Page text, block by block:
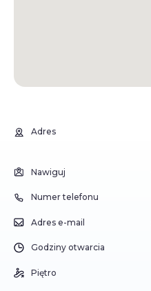
Adres
Nawiguj
Numer telefonu
Adres e-mail
Godziny otwarcia
Piętro